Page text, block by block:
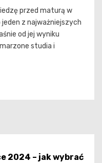
przed maturą w
z najważniejszych
od jej wyniku
studia i
2024 – jak wybrać